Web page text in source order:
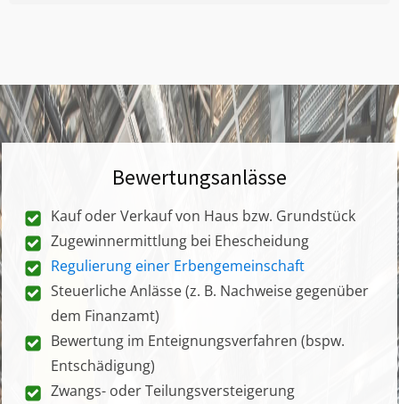
Bewertungsanlässe
Kauf oder Verkauf von Haus bzw. Grundstück
Zugewinnermittlung bei Ehescheidung
Regulierung einer Erbengemeinschaft
Steuerliche Anlässe (z. B. Nachweise gegenüber
dem Finanzamt)
Bewertung im Enteignungsverfahren (bspw.
Entschädigung)
Zwangs- oder Teilungsversteigerung